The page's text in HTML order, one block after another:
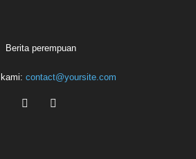
Berita perempuan
contact@yoursite.com